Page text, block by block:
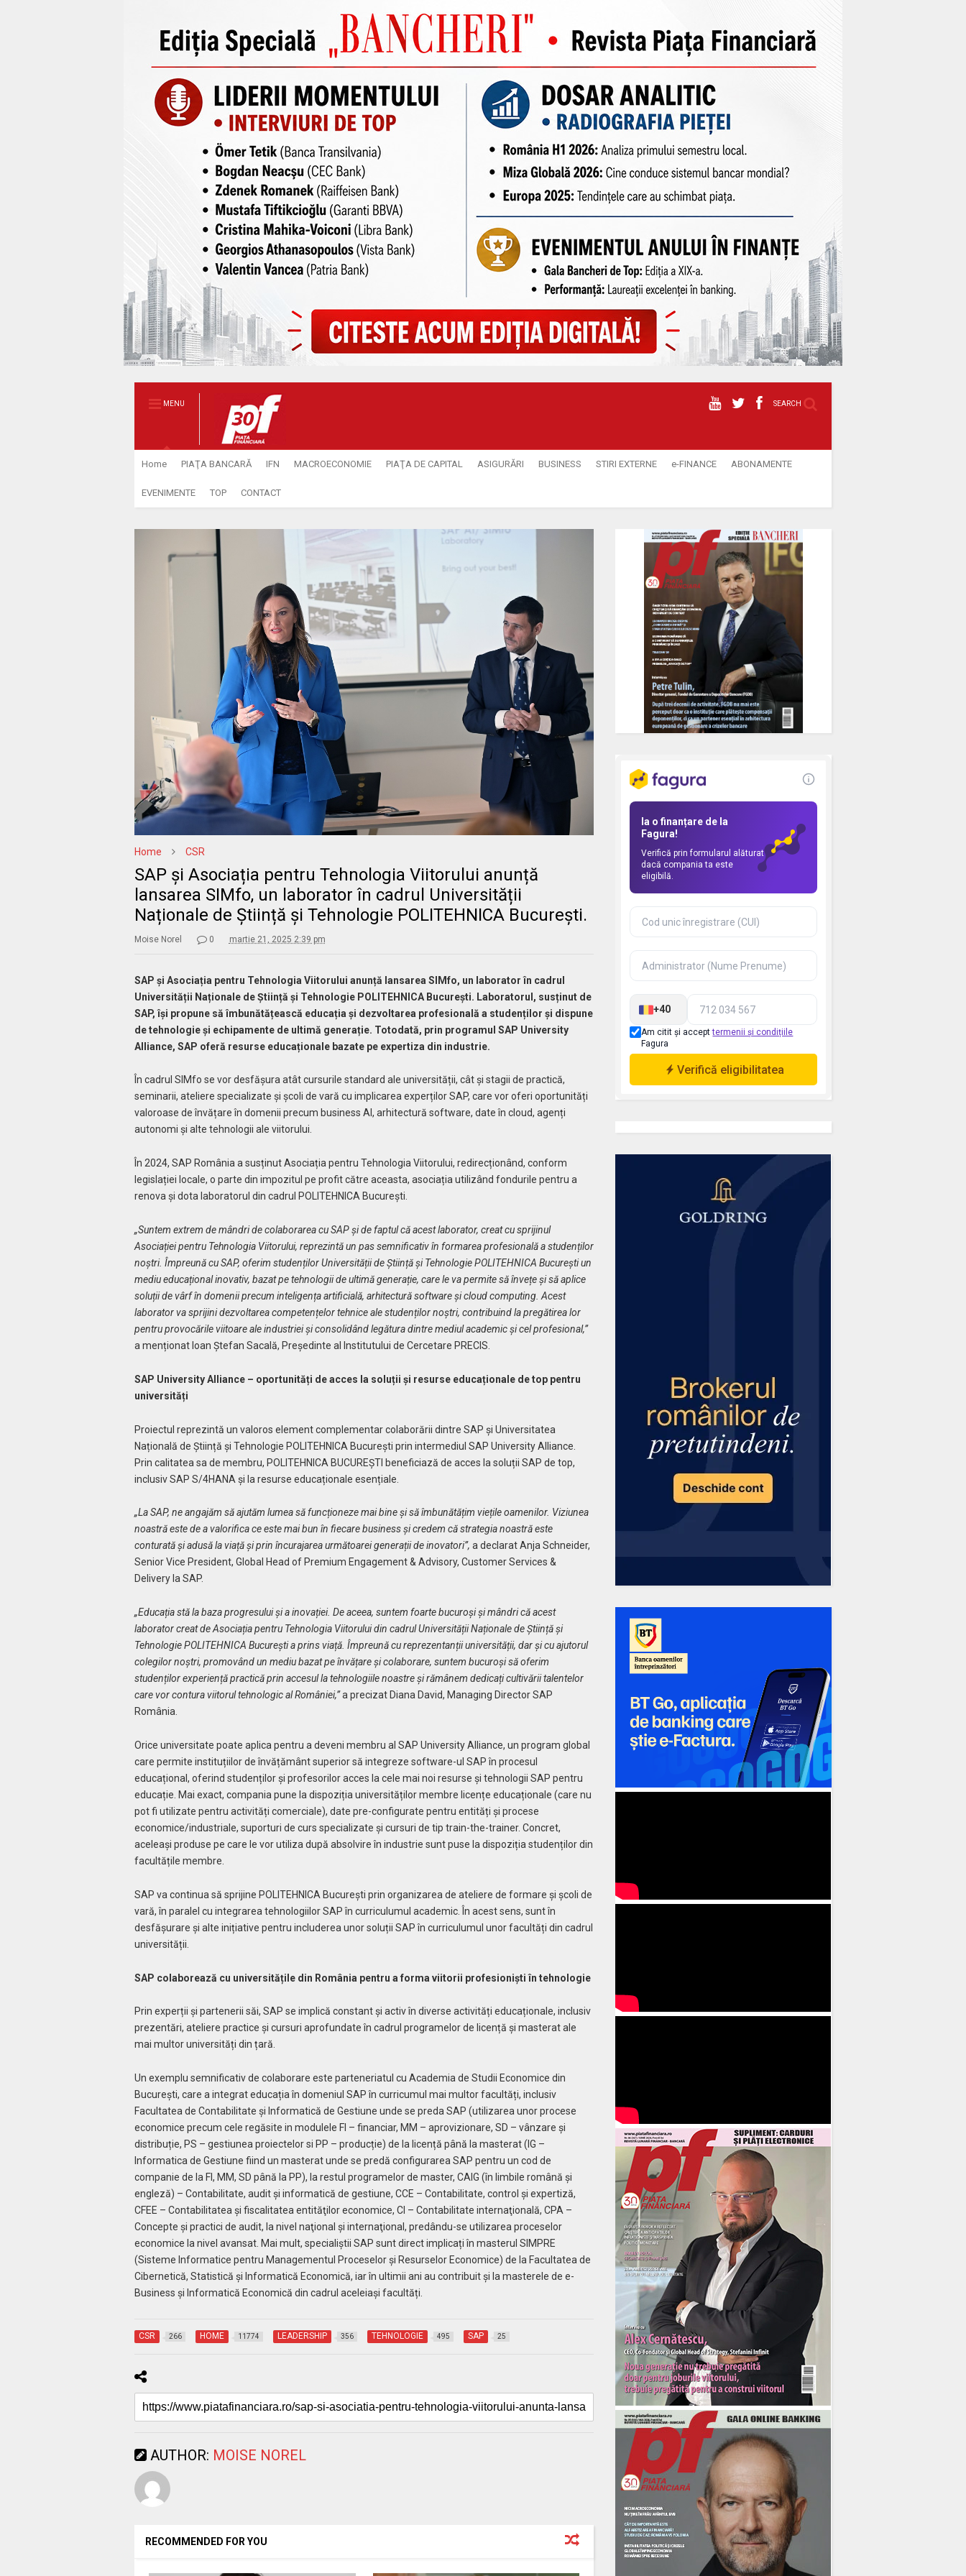
MENU SEARCH
Home PIAŢA BANCARĂ IFN MACROECONOMIE PIAŢA DE CAPITAL ASIGURĂRI BUSINESS STIRI EXTERNE e-FINANCE ABONAMENTE
EVENIMENTE TOP CONTACT
Home CSR
SAP și Asociația pentru Tehnologia Viitorului anunță
lansarea SIMfo, un laborator în cadrul Universității
Naționale de Știință și Tehnologie POLITEHNICA București.
Moise Norel 0 martie 21, 2025 2:39 pm
SAP și Asociația pentru Tehnologia Viitorului anunță lansarea SIMfo, un laborator în cadrul
Universității Naționale de Știință și Tehnologie POLITEHNICA București. Laboratorul, susținut de
SAP, își propune să îmbunătățească educația și dezvoltarea profesională a studenților și dispune
de tehnologie și echipamente de ultimă generație. Totodată, prin programul SAP University
Alliance, SAP oferă resurse educaționale bazate pe expertiza din industrie.
În cadrul SIMfo se vor desfășura atât cursurile standard ale universității, cât și stagii de practică,
seminarii, ateliere specializate și școli de vară cu implicarea experților SAP, care vor oferi oportunități
valoroase de învățare în domenii precum business AI, arhitectură software, date în cloud, agenți
autonomi și alte tehnologii ale viitorului.
În 2024, SAP România a susținut Asociația pentru Tehnologia Viitorului, redirecționând, conform
legislației locale, o parte din impozitul pe profit către aceasta, asociația utilizând fondurile pentru a
renova și dota laboratorul din cadrul POLITEHNICA București.
„Suntem extrem de mândri de colaborarea cu SAP și de faptul că acest laborator, creat cu sprijinul
Asociației pentru Tehnologia Viitorului, reprezintă un pas semnificativ în formarea profesională a studenților
noștri. Împreună cu SAP, oferim studenților Universității de Știință și Tehnologie POLITEHNICA București un
mediu educațional inovativ, bazat pe tehnologii de ultimă generație, care le va permite să învețe și să aplice
soluții de vârf în domenii precum inteligența artificială, arhitectură software și cloud computing. Acest
laborator va sprijini dezvoltarea competențelor tehnice ale studenților noștri, contribuind la pregătirea lor
pentru provocările viitoare ale industriei și consolidând legătura dintre mediul academic și cel profesional,”
a menționat Ioan Ștefan Sacală, Președinte al Institutului de Cercetare PRECIS.
SAP University Alliance – oportunități de acces la soluții și resurse educaționale de top pentru
universități
Proiectul reprezintă un valoros element complementar colaborării dintre SAP și Universitatea
Națională de Știință și Tehnologie POLITEHNICA București prin intermediul SAP University Alliance.
Prin calitatea sa de membru, POLITEHNICA BUCUREȘTI beneficiază de acces la soluții SAP de top,
inclusiv SAP S/4HANA și la resurse educaționale esențiale.
„La SAP, ne angajăm să ajutăm lumea să funcționeze mai bine și să îmbunătățim viețile oamenilor. Viziunea
noastră este de a valorifica ce este mai bun în fiecare business și credem că strategia noastră este
conturată și adusă la viață și prin încurajarea următoarei generații de inovatori”, a declarat Anja Schneider,
Senior Vice President, Global Head of Premium Engagement & Advisory, Customer Services &
Delivery la SAP.
„Educația stă la baza progresului și a inovației. De aceea, suntem foarte bucuroși și mândri că acest
laborator creat de Asociația pentru Tehnologia Viitorului din cadrul Universității Naționale de Știință și
Tehnologie POLITEHNICA București a prins viață. Împreună cu reprezentanții universității, dar și cu ajutorul
colegilor noștri, promovând un mediu bazat pe învățare și colaborare, suntem bucuroși să oferim
studenților experiență practică prin accesul la tehnologiile noastre și rămânem dedicați cultivării talentelor
care vor contura viitorul tehnologic al României,”a precizat Diana David, Managing Director SAP
România.
Orice universitate poate aplica pentru a deveni membru al SAP University Alliance, un program global
care permite instituțiilor de învățământ superior să integreze software-ul SAP în procesul
educațional, oferind studenților și profesorilor acces la cele mai noi resurse și tehnologii SAP pentru
educație. Mai exact, compania pune la dispoziția universităților membre licențe educaționale (care nu
pot fi utilizate pentru activități comerciale), date pre-configurate pentru entități și procese
economice/industriale, suporturi de curs specializate și cursuri de tip train-the-trainer. Concret,
aceleași produse pe care le vor utiliza după absolvire în industrie sunt puse la dispoziția studenților din
facultățile membre.
SAP va continua să sprijine POLITEHNICA București prin organizarea de ateliere de formare și școli de
vară, în paralel cu integrarea tehnologiilor SAP în curriculumul academic. În acest sens, sunt în
desfășurare și alte inițiative pentru includerea unor soluții SAP în curriculumul unor facultăți din cadrul
universității.
SAP colaborează cu universitățile din România pentru a forma viitorii profesioniști în tehnologie
Prin experții și partenerii săi, SAP se implică constant și activ în diverse activități educaționale, inclusiv
prezentări, ateliere practice și cursuri aprofundate în cadrul programelor de licență și masterat ale
mai multor universități din țară.
Un exemplu semnificativ de colaborare este parteneriatul cu Academia de Studii Economice din
București, care a integrat educația în domeniul SAP în curricumul mai multor facultăți, inclusiv
Facultatea de Contabilitate și Informatică de Gestiune unde se preda SAP (utilizarea unor procese
economice precum cele regăsite in modulele FI – financiar, MM – aprovizionare, SD – vânzare și
distribuție, PS – gestiunea proiectelor si PP – producție) de la licență până la masterat (IG –
Informatica de Gestiune fiind un masterat unde se predă configurarea SAP pentru un cod de
companie de la FI, MM, SD până la PP), la restul programelor de master, CAIG (în limbile română și
engleză) – Contabilitate, audit şi informatică de gestiune, CCE – Contabilitate, control şi expertiză,
CFEE – Contabilitatea şi fiscalitatea entităţilor economice, CI – Contabilitate internaţională, CPA –
Concepte şi practici de audit, la nivel naţional şi internaţional, predându-se utilizarea proceselor
economice la nivel avansat. Mai mult, specialiștii SAP sunt direct implicați în masterul SIMPRE
(Sisteme Informatice pentru Managementul Proceselor și Resurselor Economice) de la Facultatea de
Cibernetică, Statistică și Informatică Economică, iar în ultimii ani au contribuit și la masterele de e-
Business și Informatică Economică din cadrul aceleiași facultăți.
CSR 266 HOME 11774 LEADERSHIP 356 TEHNOLOGIE 495 SAP 25
AUTHOR: MOISE NOREL
RECOMMENDED FOR YOU